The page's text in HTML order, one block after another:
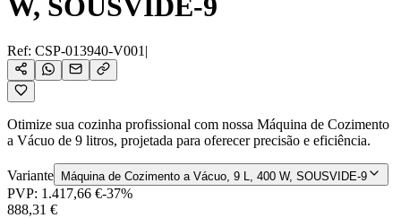
W, SOUSVIDE-9
Ref: CSP-013940-V001 |
Otimize sua cozinha profissional com nossa Máquina de Cozimento
a Vácuo de 9 litros, projetada para oferecer precisão e eficiência.
Variante Máquina de Cozimento a Vácuo, 9 L, 400 W, SOUSVIDE-9
PVP: 1.417,66 €-37%
888,31 €